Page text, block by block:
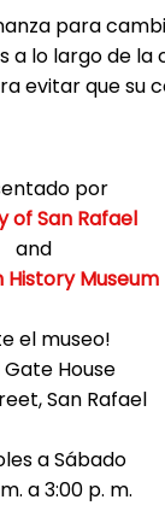
para
a lo largo de
evitar que su
por
of San Rafael
and
History Museum
el museo!
Gate House
San Rafael
a Sábado
m. a 3:00 p. m.